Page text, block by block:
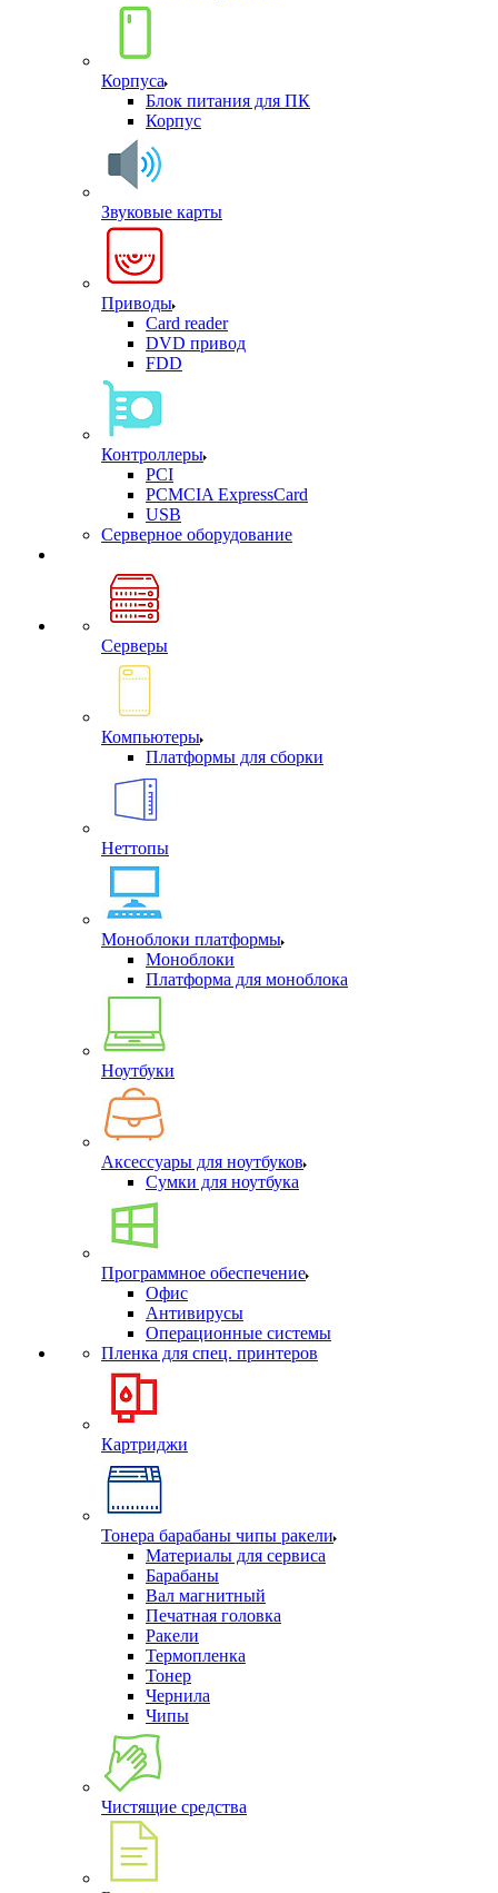
Корпуса
Блок питания для ПК
Корпус
Звуковые карты
Приводы
Card reader
DVD привод
FDD
Контроллеры
PCI
PCMCIA ExpressCard
USB
Cерверное оборудование
Серверы
Компьютеры
Платформы для сборки
Неттопы
Моноблоки платформы
Моноблоки
Платформа для моноблока
Ноутбуки
Аксессуары для ноутбуков
Сумки для ноутбука
Программное обеспечение
Офис
Антивирусы
Операционные системы
Пленка для спец. принтеров
Картриджи
Тонера барабаны чипы ракели
Материалы для сервиса
Барабаны
Вал магнитный
Печатная головка
Ракели
Термопленка
Тонер
Чернила
Чипы
Чистящие средства